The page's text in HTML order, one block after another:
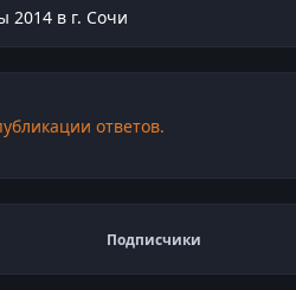
2014 в г. Сочи
ответов.
Подписчики